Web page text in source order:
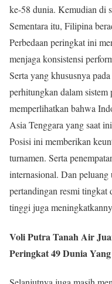
ke-58 dunia. Kemudian di
Sementara itu, Filipina
Perbedaan peringkat ini
menjaga konsistensi
Serta yang khususnya
perhitungkan dalam
memperlihatkan bahwa
Asia Tenggara yang saat
Posisi ini memberikan
turnamen. Serta
internasional. Dan
pertandingan resmi
tinggi juga
Voli Putra Tanah Air
Peringkat 49 Dunia